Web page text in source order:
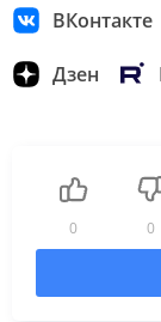
ВКонтакте
Дзен
0 0